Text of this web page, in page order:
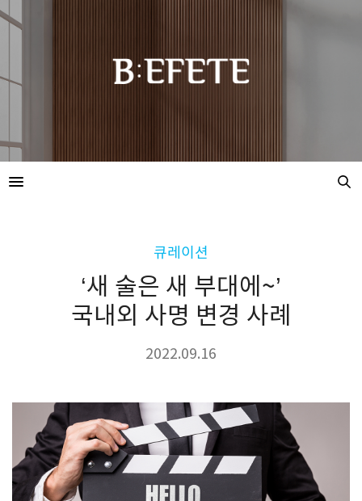
큐레이션
‘새 술은 새 부대에~’
국내외 사명 변경 사례
2022.09.16